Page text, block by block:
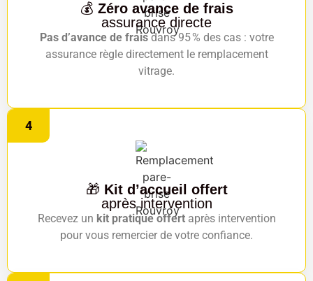
💰 Zéro avance de frais
assurance directe
Pas d’avance de fraisdans 95 % des cas : votre
assurance règle directement le remplacement
vitrage.
4
🎁 Kit d’accueil offert
après intervention
Recevez un kit pratique offertaprès intervention
pour vous remercier de votre confiance.